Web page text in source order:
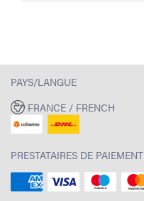
PAYS/LANGUE
FRANCE / FRENCH
PRESTATAIRES DE PAIEMENT